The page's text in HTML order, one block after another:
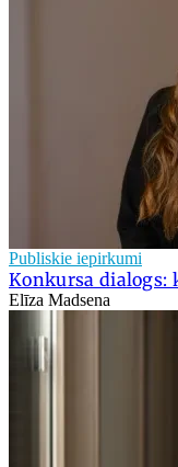
Publiskie iepirkumi
Konkursa dialogs:
Elīza Madsena